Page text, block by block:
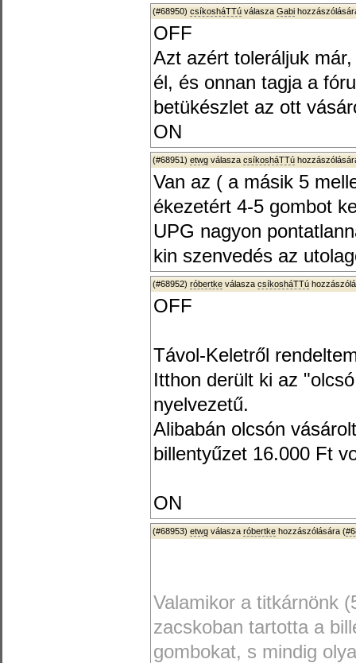
(#68950) csíkosháTTú válasza Gabi
OFF
Azt azért toleráljuk
él, és onnan tagja a
betükészlet az ott
ON
(#68951) etwg válasza csíkosháTTú
Van az ( a másik 5
ékezetért 4-5 gombot
UPG nagyon
kin szenvedés az
(#68952) róbertke válasza csíkosháTTú
OFF
Távol-Keletről
Itthon derült ki az
nyelvezetű.
Alibabán olcsón
billentyűzet 16.000 Ft
ON
(#68953) etwg válasza róbertke hozzászólására (
Valamikor a titkárnönk
zacskoban tartotta a
gombokat, s mindig